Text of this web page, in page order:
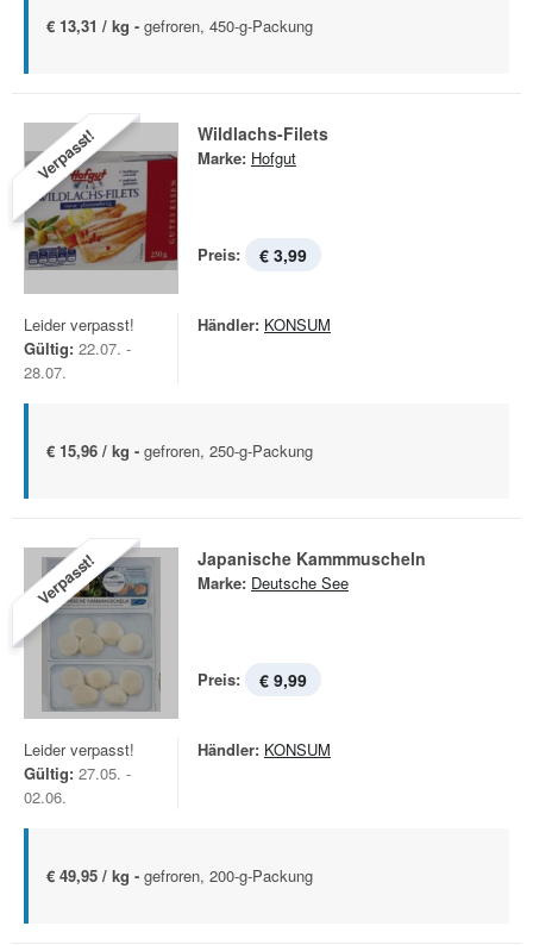
€ 13,31 / kg - gefroren, 450-g-Packung
Verpasst! Wildlachs-Filets
Marke: Hofgut
Preis: € 3,99
Leider verpasst!
Gültig: 22.07. -
28.07.
Händler: KONSUM
€ 15,96 / kg - gefroren, 250-g-Packung
Verpasst! Japanische Kammmuscheln
Marke: Deutsche See
Preis: € 9,99
Leider verpasst!
Gültig: 27.05. -
02.06.
Händler: KONSUM
€ 49,95 / kg - gefroren, 200-g-Packung